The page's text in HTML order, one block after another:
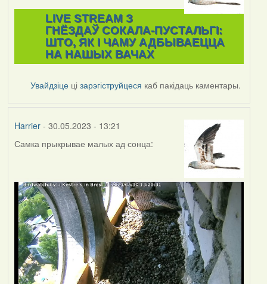
LIVE STREAM З
ГНЁЗДАЎ СОКАЛА-ПУСТАЛЬГІ:
ШТО, ЯК І ЧАМУ АДБЫВАЕЦЦА
НА НАШЫХ ВАЧАХ
Увайдзіце цізарэгіструйцеся каб пакідаць каментары.
Harrier- 30.05.2023 - 13:21
Самка прыкрывае малых ад сонца: